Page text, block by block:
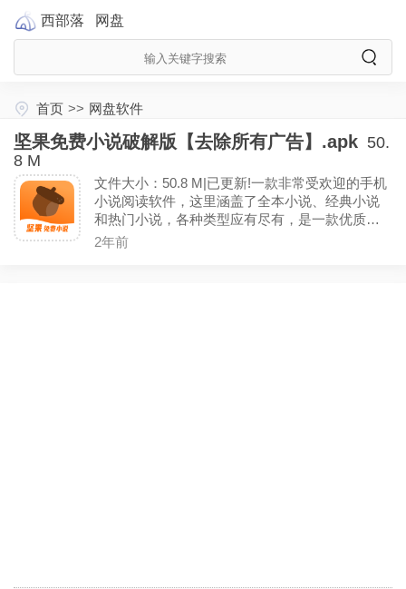
西部落 网盘
首页 >> 网盘软件
坚果免费小说破解版【去除所有广告】.apk 50.
8 M
文件大小：50.8 M|已更新!一款非常受欢迎的手机
小说阅读软件，这里涵盖了全本小说、经典小说
和热门小说，各种类型应有尽有，是一款优质的
正版免费小说阅读平台，已去除已知广告！
2年前